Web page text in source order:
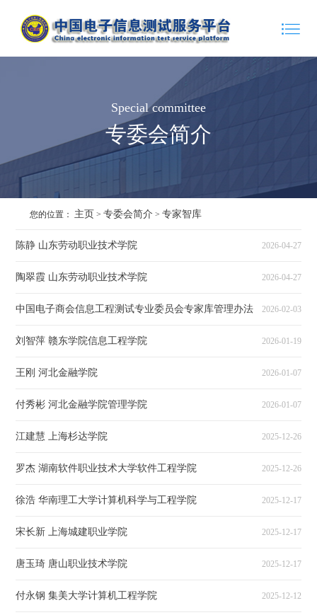
Special committee
专委会简介
您的位置： 主页 >专委会简介 >专家智库
陈静 山东劳动职业技术学院 2026-04-27
陶翠霞 山东劳动职业技术学院 2026-04-27
中国电子商会信息工程测试专业委员会专家库管理办法 2026-02-03
刘智萍 赣东学院信息工程学院 2026-01-19
王刚 河北金融学院 2026-01-07
付秀彬 河北金融学院管理学院 2026-01-07
江建慧 上海杉达学院 2025-12-26
罗杰 湖南软件职业技术大学软件工程学院 2025-12-26
徐浩 华南理工大学计算机科学与工程学院 2025-12-17
宋长新 上海城建职业学院 2025-12-17
唐玉琦 唐山职业技术学院 2025-12-17
付永钢 集美大学计算机工程学院 2025-12-12